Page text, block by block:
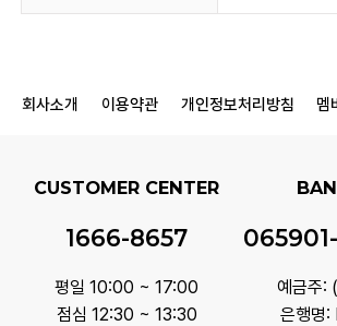
회사소개 이용약관 개인정보처리방침 멤
CUSTOMER CENTER
1666-8657
평일 10:00 ~ 17:00
점심 12:30 ~ 13:30
예금주:
은행명: